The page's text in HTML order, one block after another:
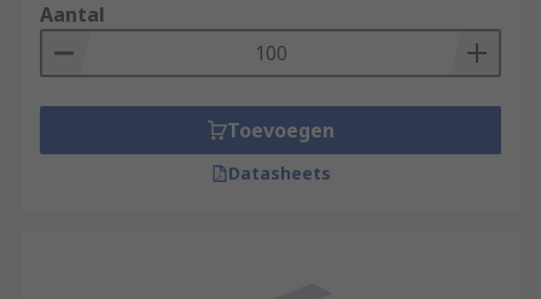
Aantal
Toevoegen
Datasheets